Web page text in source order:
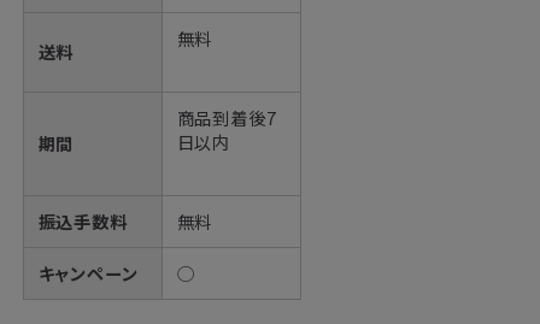
送料
無料
期間
商品到着後7
日以内
振込手数料 無料
キャンペーン ◯